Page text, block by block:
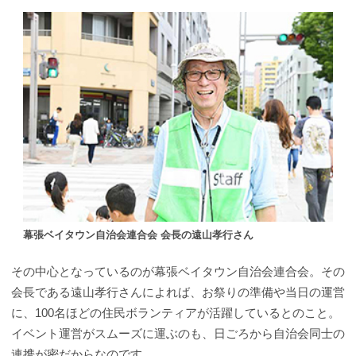
幕張ベイタウン自治会連合会 会長の遠山孝行さん
その中心となっているのが幕張ベイタウン自治会連合会。その
会長である遠山孝行さんによれば、お祭りの準備や当日の運営
に、100名ほどの住民ボランティアが活躍しているとのこと。
イベント運営がスムーズに運ぶのも、日ごろから自治会同士の